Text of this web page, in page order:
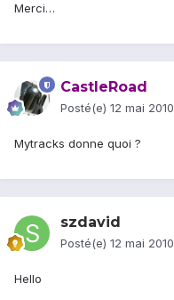
Merci…
CastleRoad
Posté(e) 12 mai 2010
Mytracks donne quoi ?
szdavid
Posté(e) 12 mai 2010
Hello